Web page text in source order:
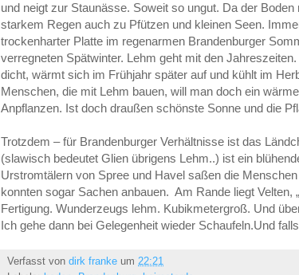
und neigt zur Staunässe. Soweit so ungut. Da der
starkem Regen auch zu Pfützen und kleinen Seen.
trockenharter Platte im regenarmen Brandenburger
verregneten Spätwinter. Lehm geht mit den
dicht, wärmt sich im Frühjahr später auf und kühlt im
Menschen, die mit Lehm bauen, will man doch ein
Anpflanzen. Ist doch draußen schönste Sonne und die
Trotzdem – für Brandenburger Verhältnisse ist das
(slawisch bedeutet Glien übrigens Lehm..) ist ein
Urstromtälern von Spree und Havel saßen die
konnten sogar Sachen anbauen. Am Rande liegt Velten,
Fertigung. Wunderzeugs lehm. Kubikmetergroß. Und
Ich gehe dann bei Gelegenheit wieder Schaufeln.Und
Verfasst von dirk franke um 22:21